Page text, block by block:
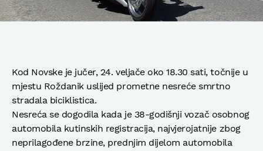
Kod Novske je jučer, 24. veljače oko 18.30 sati, točnije u
mjestu Roždanik uslijed prometne nesreće smrtno
stradala biciklistica.
Nesreća se dogodila kada je 38-godišnji vozač osobnog
automobila kutinskih registracija, najvjerojatnije zbog
neprilagođene brzine, prednjim dijelom automobila